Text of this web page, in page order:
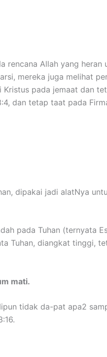
rencana Allah yang heran
mereka juga melihat
pada jemaat dan
dan tetap taat pada
dipakai jadi alatNya
pada Tuhan (ternyata
Tuhan, diangkat tinggi,
mati.
tidak da-pat apa2